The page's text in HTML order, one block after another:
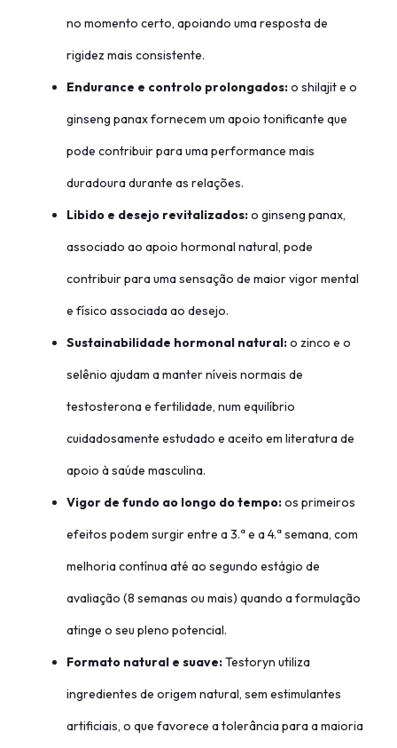
no momento certo, apoiando uma resposta de
rigidez mais consistente.
Endurance e controlo prolongados:o shilajit e o
ginseng panax fornecem um apoio tonificante que
pode contribuir para uma performance mais
duradoura durante as relações.
Libido e desejo revitalizados:o ginseng panax,
associado ao apoio hormonal natural, pode
contribuir para uma sensação de maior vigor mental
e físico associada ao desejo.
Sustainabilidade hormonal natural:o zinco e o
selênio ajudam a manter níveis normais de
testosterona e fertilidade, num equilíbrio
cuidadosamente estudado e aceito em literatura de
apoio à saúde masculina.
Vigor de fundo ao longo do tempo:os primeiros
efeitos podem surgir entre a 3.ª e a 4.ª semana, com
melhoria contínua até ao segundo estágio de
avaliação (8 semanas ou mais) quando a formulação
atinge o seu pleno potencial.
Formato natural e suave:Testoryn utiliza
ingredientes de origem natural, sem estimulantes
artificiais, o que favorece a tolerância para a maioria